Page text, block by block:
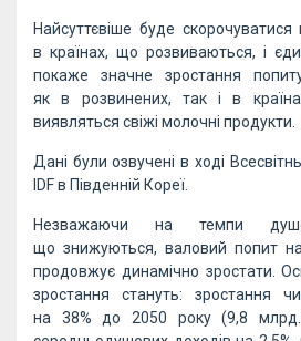
Найсуттєвіше буде
в країнах, що розвиваються, і
покаже значне зростання
як в розвинених, так і в
виявляться свіжі молочні продукти.
Дані були озвучені в ході
IDF в Південній Кореї.
Незважаючи на темпи
що знижуються, валовий попит
продовжує динамічно зростати.
зростання стануть: зростання
на 38% до 2050 року (9,8 млрд.